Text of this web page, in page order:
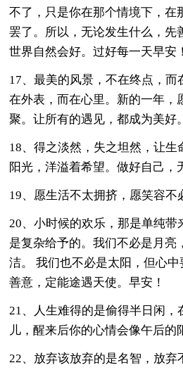
不了，只是你在那个情境下，在
罢了。所以，无论发生什么，先
世界自然会好。过好每一天早安！
17、最美的风景，不在终点，而
在外表，而在心里。新的一年，
聚。让所有的遇见，都成为美好
18、得之淡然，失之坦然，让生
阳光，洋溢着希望。做好自己，
19、愿生活不太拥挤，愿笑容不
20、小时候的欢乐，那是单纯带
是复杂给予的。我们不必是月亮
洁。 我们也不必是太阳，但心
善意，定能途遇天使。早安！
21、人生难得的是偷得半日闲，
儿，醒来后你的心情会像午后的
22、放弃该放弃的是名智，放弃